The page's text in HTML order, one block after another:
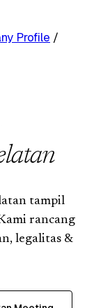
Profile /
tampil
rancang
legalitas &